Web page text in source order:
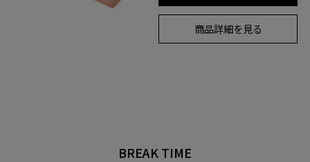
商品詳細を見る
BREAK TIME